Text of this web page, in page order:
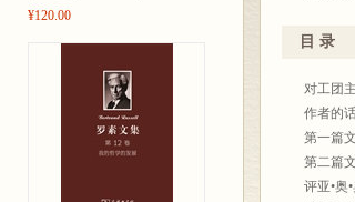
¥120.00
目 录
对工团
作者的
第一篇
第二篇
评亚•奥